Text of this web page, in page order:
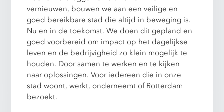
vernieuwen, bouwen we aan een veilige en
goed bereikbare stad die altijd in beweging is.
Nu en in de toekomst. We doen dit gepland en
goed voorbereid om impact op het dagelijkse
leven en de bedrijvigheid zo klein mogelijk te
houden. Door samen te werken en te kijken
naar oplossingen. Voor iedereen die in onze
stad woont, werkt, onderneemt of Rotterdam
bezoekt.